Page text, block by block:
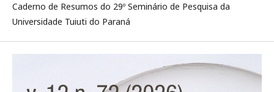
Caderno de Resumos do 29º Seminário de Pesquisa da
Universidade Tuiuti do Paraná